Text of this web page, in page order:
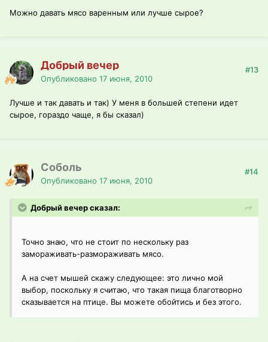
Можно давать мясо варенным или лучше сырое?
Добрый вечер
Опубликовано 17 июня, 2010
#13
Лучше и так давать и так) У меня в большей степени идет
сырое, гораздо чаще, я бы сказал)
Соболь
Опубликовано 17 июня, 2010
#14
Добрый вечер сказал:
Точно знаю, что не стоит по нескольку раз
замораживать-размораживать мясо.
А на счет мышей скажу следующее: это лично мой
выбор, поскольку я считаю, что такая пища благотворно
сказывается на птице. Вы можете обойтись и без этого.